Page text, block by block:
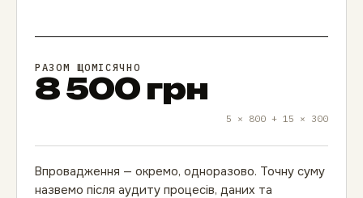
РАЗОМ ЩОМІСЯЧНО
8 500 грн
5 × 800 + 15 × 300
Впровадження — окремо, одноразово. Точну суму
назвемо після аудиту процесів, даних та